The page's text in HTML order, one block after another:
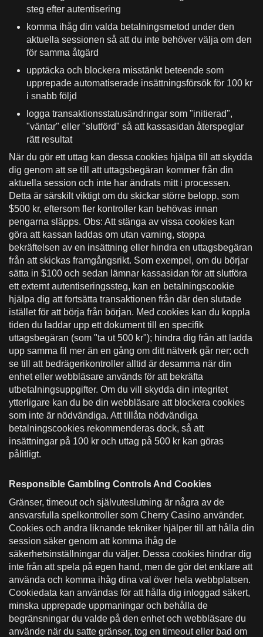
steg efter autentisering
komma ihåg din valda betalningsmetod under den
aktuella sessionen så att du inte behöver välja om den
för samma åtgärd
upptäcka och blockera misstänkt beteende som
upprepade automatiserade insättningsförsök för 100 kr
i snabb följd
logga transaktionsstatusändringar som "initierad",
"väntar" eller "slutförd" så att kassasidan återspeglar
rätt resultat
När du gör ett uttag kan dessa cookies hjälpa till att skydda
dig genom att se till att uttagsbegäran kommer från din
aktuella session och inte har ändrats mitt i processen.
Detta är särskilt viktigt om du skickar större belopp, som
$500 kr, eftersom fler kontroller kan behövas innan
pengarna släpps. Obs: Att stänga av vissa cookies kan
göra att kassan laddas om utan varning, stoppa
bekräftelsen av en insättning eller hindra en uttagsbegäran
från att skickas framgångsrikt. Som exempel, om du börjar
sätta in $100 och sedan lämnar kassasidan för att slutföra
ett externt autentiseringssteg, kan en betalningscookie
hjälpa dig att fortsätta transaktionen från där den slutade
istället för att börja från början. Med cookies kan du koppla
tiden du laddar upp ett dokument till en specifik
uttagsbegäran (som "ta ut 500 kr"); hindra dig från att ladda
upp samma fil mer än en gång om ditt nätverk går ner; och
se till att bedrägerikontroller alltid är desamma när din
enhet eller webbläsare används för att bekräfta
utbetalningsuppgifter. Om du vill skydda din integritet
ytterligare kan du be din webbläsare att blockera cookies
som inte är nödvändiga. Att tillåta nödvändiga
betalningscookies rekommenderas dock, så att
insättningar på 100 kr och uttag på 500 kr kan göras
pålitligt.
Responsible Gambling Controls And Cookies
Gränser, timeout och självuteslutning är några av de
ansvarsfulla spelkontroller som Cherry Casino använder.
Cookies och andra liknande tekniker hjälper till att hålla din
session säker genom att komma ihåg de
säkerhetsinställningar du väljer. Dessa cookies hindrar dig
inte från att spela på egen hand, men de gör det enklare att
använda och komma ihåg dina val över hela webbplatsen.
Cookiedata kan användas för att hålla dig inloggad säkert,
minska upprepade uppmaningar och behålla de
begränsningar du valde på den enhet och webbläsare du
använde när du satte gränser, tog en timeout eller bad om